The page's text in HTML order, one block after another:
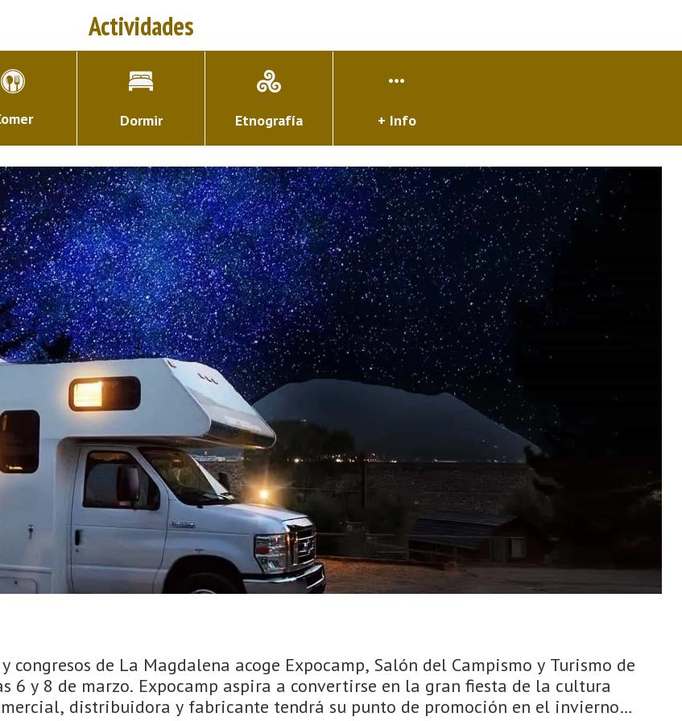
Actividades
Dormir Etnografía + Info
congresos de La Magdalena acoge Expocamp, Salón del Campismo y Turismo de
6 y 8 de marzo. Expocamp aspira a convertirse en la gran fiesta de la cultura
distribuidora y fabricante tendrá su punto de promoción en el invierno